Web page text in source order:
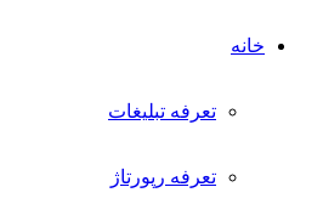
خانه
تعرفه تبلیغات
تعرفه رپورتاژ